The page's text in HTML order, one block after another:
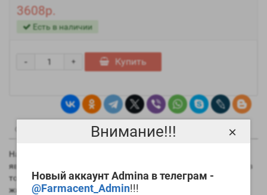
Внимание!!!
Новый аккаунт Admina в телеграм -
@Farmacent_Admin!!!
×
3608р.
Есть в наличии
+
- Купить
Описание Отзывы0 Вопрос - Ответ 0
На данный момент самым длинным эфиром тестостерона
является именно ципионат. Это хорошо в плане его силы, но в
то же время вызывает сильную задержку в организме
жидкости. Практически всегда препарат используется в